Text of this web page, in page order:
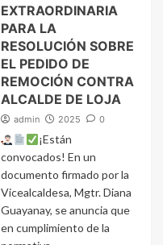
EXTRAORDINARIA
PARA LA
RESOLUCIÓN SOBRE
EL PEDIDO DE
REMOCIÓN CONTRA
ALCALDE DE LOJA
admin 2025 0
¡Están
convocados! En un
documento firmado por la
Vicealcaldesa, Mgtr. Diana
Guayanay, se anuncia que
en cumplimiento de la